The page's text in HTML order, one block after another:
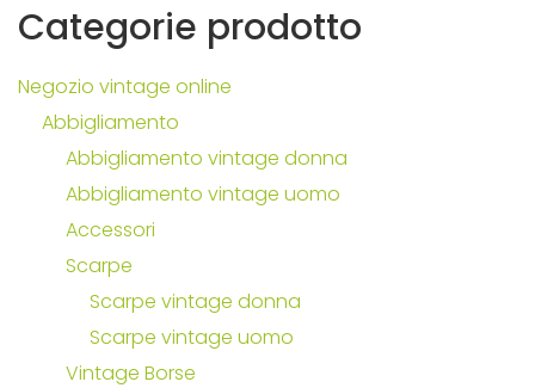
Categorie prodotto
Negozio vintage online
Abbigliamento
Abbigliamento vintage donna
Abbigliamento vintage uomo
Accessori
Scarpe
Scarpe vintage donna
Scarpe vintage uomo
Vintage Borse